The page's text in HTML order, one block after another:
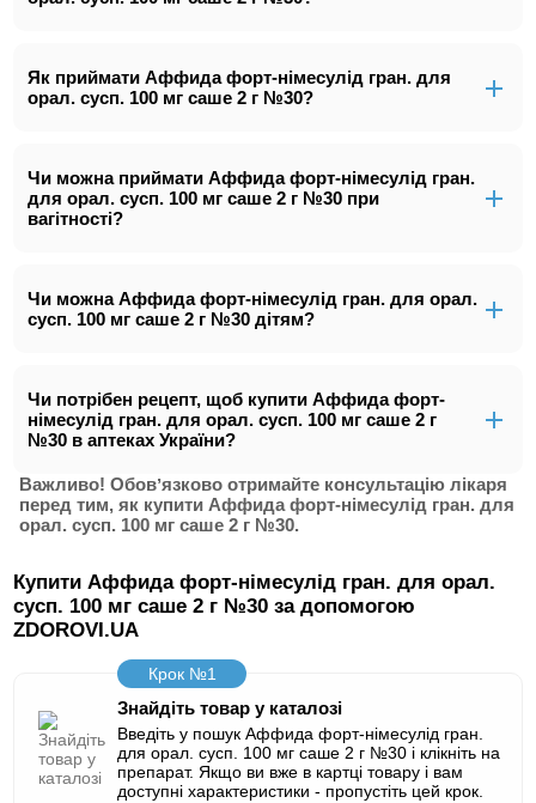
Як приймати Аффида форт-німесулід гран. для
орал. сусп. 100 мг саше 2 г №30?
Чи можна приймати Аффида форт-німесулід гран.
для орал. сусп. 100 мг саше 2 г №30 при
вагітності?
Чи можна Аффида форт-німесулід гран. для орал.
сусп. 100 мг саше 2 г №30 дітям?
Чи потрібен рецепт, щоб купити Аффида форт-
німесулід гран. для орал. сусп. 100 мг саше 2 г
№30 в аптеках України?
Важливо! Обовʼязково отримайте консультацію лікаря
перед тим, як купити Аффида форт-німесулід гран. для
орал. сусп. 100 мг саше 2 г №30.
Купити Аффида форт-німесулід гран. для орал.
сусп. 100 мг саше 2 г №30 за допомогою
ZDOROVI.UA
Крок №1
Знайдіть товар у каталозі
Введіть у пошук Аффида форт-німесулід гран.
для орал. сусп. 100 мг саше 2 г №30 і клікніть на
препарат. Якщо ви вже в картці товару і вам
доступні характеристики - пропустіть цей крок.